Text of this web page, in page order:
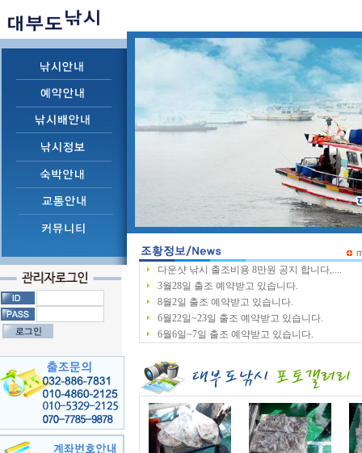
다운샷 낚시 출조비용 8만원 공지 합니다,....
3월28일 출조 예약받고 있습니다.
8월2일 출조 예약받고 있습니다.
6월22일~23일 출조 예약받고 있습니다.
6월6일~7일 출조 예약받고 있습니다.